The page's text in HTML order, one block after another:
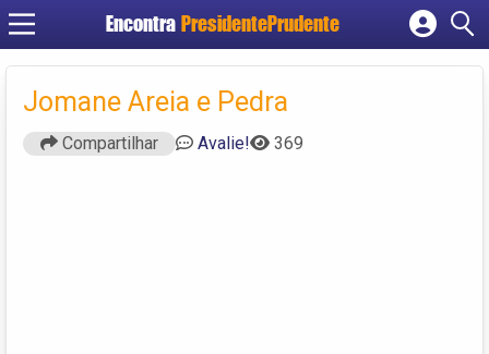
Encontra PresidentePrudente
Cadastrar empresa
Criar conta
Jomane Areia e Pedra
Compartilhar Avalie! 369